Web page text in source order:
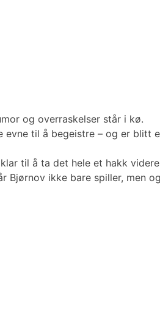
og overraskelser står i kø.
til å begeistre – og er blitt
til å ta det hele et hakk
Bjørnov ikke bare spiller, men